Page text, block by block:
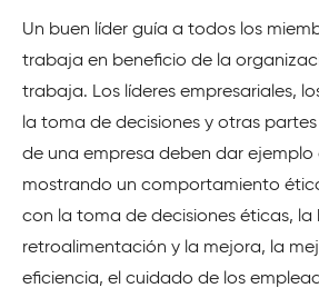
Un buen líder guía a todos los
trabaja en beneficio de la
trabaja. Los líderes empresariales,
la toma de decisiones y otras
de una empresa deben dar ejemplo
mostrando un comportamiento
con la toma de decisiones éticas, la
retroalimentación y la mejora, la
eficiencia, el cuidado de los